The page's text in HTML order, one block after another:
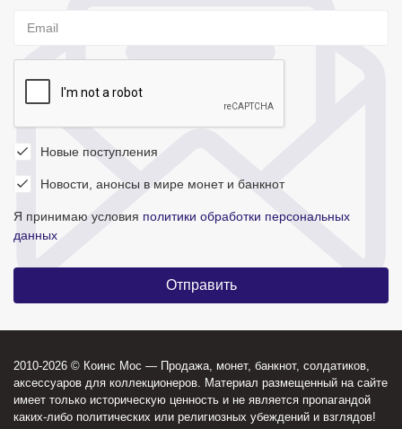
Новые поступления
Новости, анонсы в мире монет и банкнот
Я принимаю условия политики обработки персональных
данных
2010-2026 © Коинс Мос — Продажа, монет, банкнот, солдатиков,
аксессуаров для коллекционеров. Материал размещенный на сайте
имеет только историческую ценность и не является пропагандой
каких-либо политических или религиозных убеждений и взглядов!